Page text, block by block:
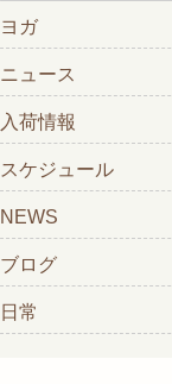
ヨガ
ニュース
入荷情報
スケジュール
NEWS
ブログ
日常